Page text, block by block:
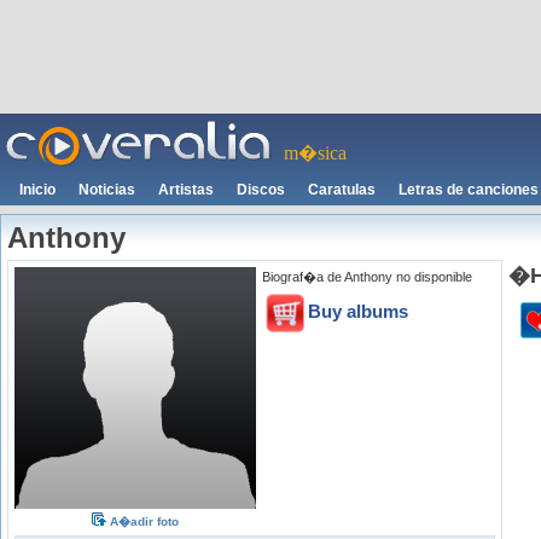
m�sica
Inicio Noticias Artistas Discos Caratulas Letras de canciones
Anthony
A�adir foto
Biograf�a de Anthony no disponible
Buy albums